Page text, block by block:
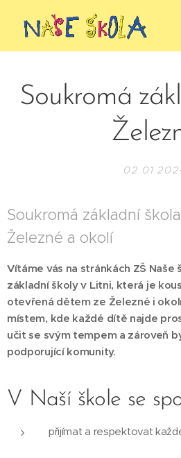
Soukromá
Soukromá základní
Železné a okolí
Vítáme vás na stránkách ZŠ Naše
základní školy v Litni, která je
otevřená dětem ze Železné i
místem, kde každé dítě najde
učit se svým tempem a zároveň
podporující komunity.
V Naší škole se
přijímat a respektovat